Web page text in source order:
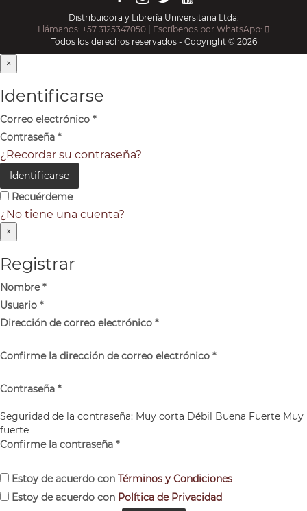
Distribuidora y Librería Universitaria Ltda.
Llámanos: +57 3125347050 | Escríbenos por WhatsApp:
Todos los derechos reservados - Copyright © 2026
×
Identificarse
Correo electrónico *
Contraseña *
¿Recordar su contraseña?
Identificarse
Recuérdeme
¿No tiene una cuenta?
×
Registrar
Nombre*
Usuario *
Dirección de correo electrónico *
Confirme la dirección de correo electrónico *
Contraseña *
Seguridad de la contraseña: Muy corta Débil Buena Fuerte Muy
fuerte
Confirme la contraseña *
Estoy de acuerdo con Términos y Condiciones
Estoy de acuerdo con Política de Privacidad